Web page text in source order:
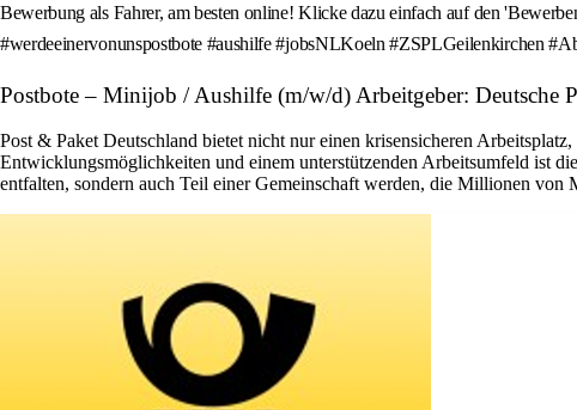
Bewerbung als Fahrer, am besten online! Klicke dazu einfach auf den
#werdeeinervonunspostbote #aushilfe #jobsNLKoeln #ZSPLGeilenkirchen
Postbote – Minijob / Aushilfe (m/w/d) Arbeitgeber: Deutsche
Post & Paket Deutschland bietet nicht nur einen krisensicheren
Entwicklungsmöglichkeiten und einem unterstützenden Arbeitsumfeld ist
entfalten, sondern auch Teil einer Gemeinschaft werden, die Millionen von